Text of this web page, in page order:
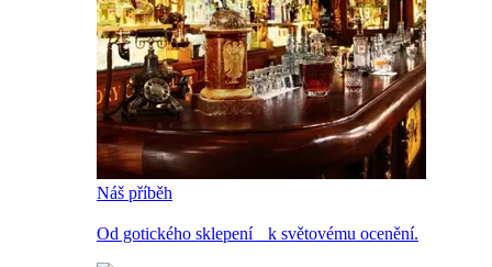
Náš příběh
Od gotického sklepení k světovému ocenění.